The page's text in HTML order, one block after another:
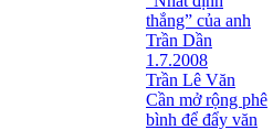
thắng” của anh
Trần Dần
1.7.2008
Trần Lê Văn
Cần mở rộng phê
bình để đẩy văn